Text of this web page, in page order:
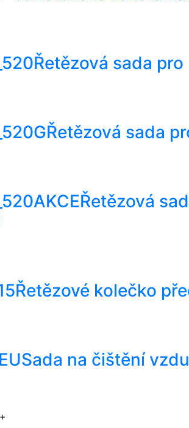
Řetězová sada
Řetězová sada
Řetězová
Řetězové kolečko
Sada na čištění